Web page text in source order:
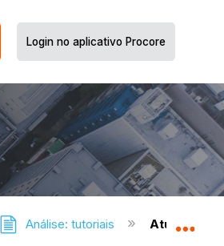
Login no aplicativo Procore
Análise: tutoriais Atualizar